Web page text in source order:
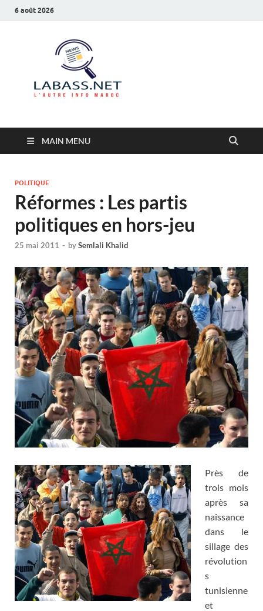
6 août 2026
MAIN MENU
POLITIQUE
Réformes : Les partis
politiques en hors-jeu
25 mai 2011 - bySemlali Khalid
Près de
trois mois
après sa
naissance
dans le
sillage des
révolution
s
tunisienne
et